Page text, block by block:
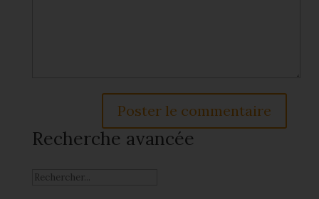
Recherche avancée